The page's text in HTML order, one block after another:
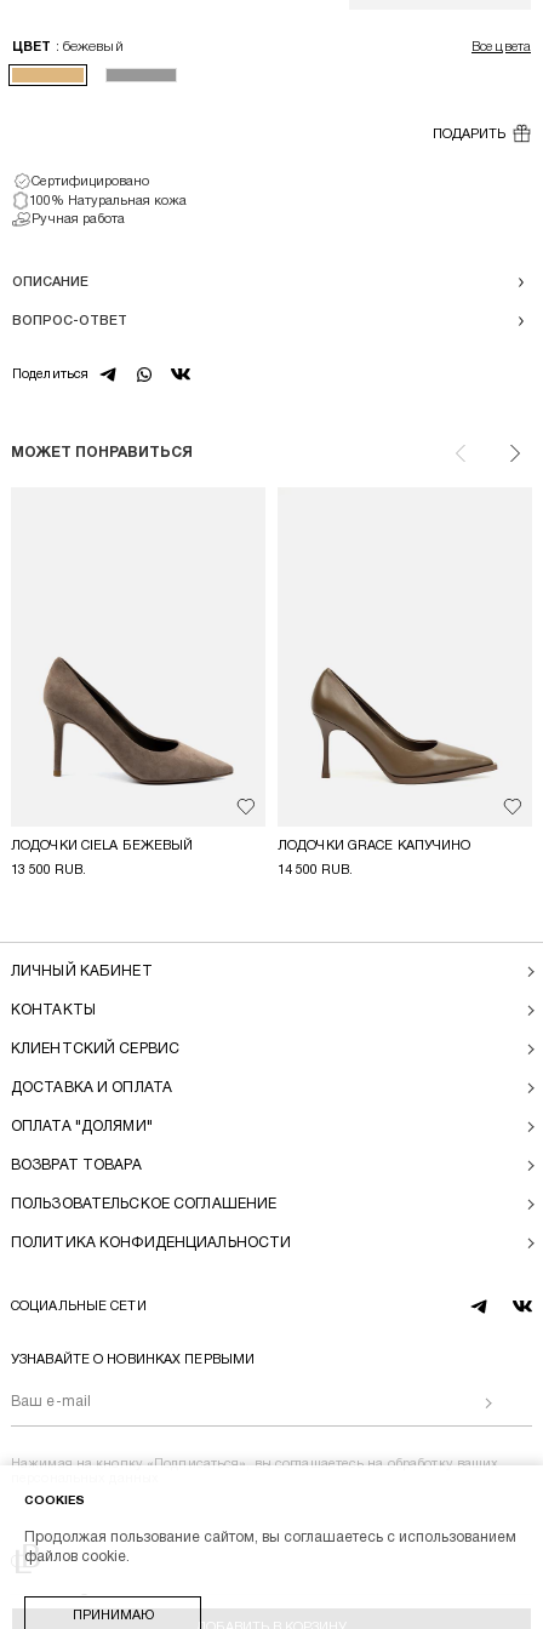
ЦВЕТ : бежевый Все цвета
ПОДАРИТЬ
Сертифицировано
100% Натуральная кожа
Ручная работа
ОПИСАНИЕ
ВОПРОС-ОТВЕТ
Поделиться telegramwhatsapp
vk
МОЖЕТ ПОНРАВИТЬСЯ
Назад
Добавить в избранное
ЛОДОЧКИ CIELA БЕЖЕВЫЙ
13 500 RUB.
ЛОДОЧКИ GRACE КАПУЧИНО
14 500 RUB.
Перейти на главную
BL BRAND © 2014-2026
ЛИЧНЫЙ КАБИНЕТ
КОНТАКТЫ
КЛИЕНТСКИЙ СЕРВИС
ДОСТАВКА И ОПЛАТА
ОПЛАТА "ДОЛЯМИ"
ВОЗВРАТ ТОВАРА
ПОЛЬЗОВАТЕЛЬСКОЕ СОГЛАШЕНИЕ
ПОЛИТИКА КОНФИДЕНЦИАЛЬНОСТИ
СОЦИАЛЬНЫЕ СЕТИ
telegram
vk
УЗНАВАЙТЕ О НОВИНКАХ ПЕРВЫМИ
Нажимая на кнопку «Подписаться», вы соглашаетесь на обработку ваших
COOKIES
Продолжая пользование сайтом, вы соглашаетесь с использованием
файлов cookie.
ПРИНИМАЮ